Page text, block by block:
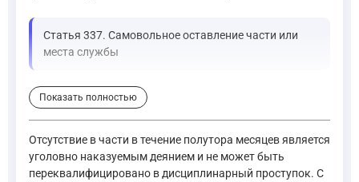
Статья 337. Самовольное оставление части или
места службы
Самовольное оставление части или места службы, а
Что касается дезертирства, то для его вменения
Показать полностью
Отсутствие в части в течение полутора месяцев является
уголовно наказуемым деянием и не может быть
переквалифицировано в дисциплинарный проступок. С